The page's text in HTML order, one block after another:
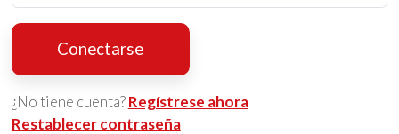
Conectarse
¿No tiene cuenta?Regístrese ahora
Restablecer contraseña